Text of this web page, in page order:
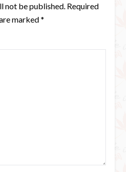
not be published. Required
marked*